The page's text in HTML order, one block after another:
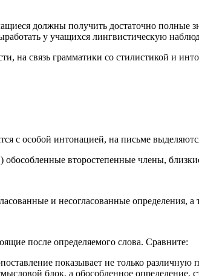
должны получить достаточно полные
у учащихся лингвистическую
на связь грамматики со стилистикой и
с особой интонацией, на письме
второстепенные члены,
и несогласованные определения, а
после определяемого слова. Сравните:
показывает не только
блок, а обособленное определение,